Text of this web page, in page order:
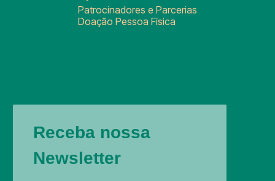
Patrocinadores e Parcerias
Doação Pessoa Física